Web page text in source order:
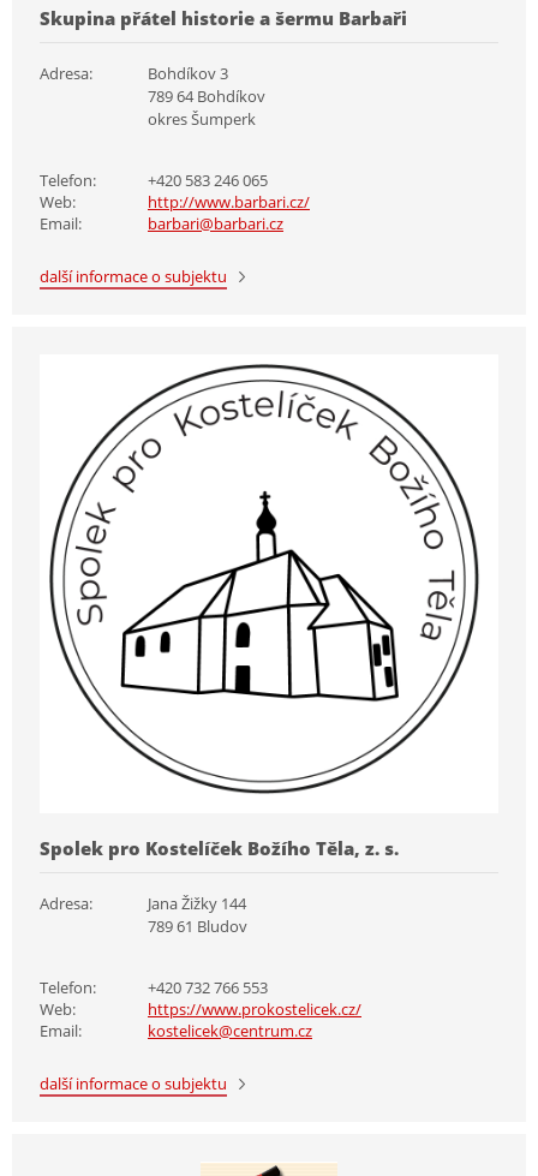
Skupina přátel historie a šermu Barbaři
Adresa:
Bohdíkov 3
789 64 Bohdíkov
okres Šumperk
Telefon:
+420 583 246 065
Web:
http://www.barbari.cz/
Email:
barbari@barbari.cz
další informace o subjektu
Spolek pro Kostelíček Božího Těla, z. s.
Adresa:
Jana Žižky 144
789 61 Bludov
Telefon:
+420 732 766 553
Web:
https://www.prokostelicek.cz/
Email:
kostelicek@centrum.cz
další informace o subjektu